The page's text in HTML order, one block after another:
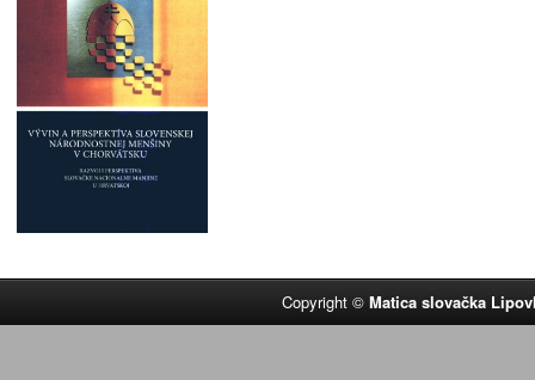
Copyright ©Matica slovačka